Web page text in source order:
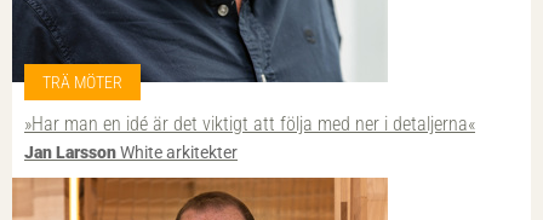
TRÄ MÖTER
»Har man en idé är det viktigt att följa med ner i detaljerna«
Jan LarssonWhite arkitekter